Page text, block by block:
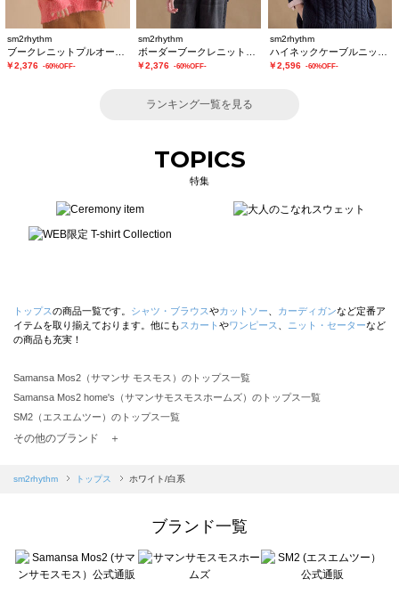
sm2rhythm
￥2,376 -60%OFF-
sm2rhythm
￥2,376 -60%OFF-
sm2rhythm
￥2,596 -60%OFF-
ランキング一覧を見る
TOPICS
特集
トップスの商品一覧です。 シャツ・ブラウスやカットソー カーディガンなど定番ア
イテムを取り揃えております。他にも スカート やワンピース ニット・セーターなど
の商品も充実！
Samansa Mos2（サマンサ モスモス）のトップス一覧
Samansa Mos2 home's（サマンサモスモスホームズ）のトップス一覧
SM2（エスエムツー）のトップス一覧
TSUHARU by Samansa Mos2（ツハルバイサマンサモスモス）のトップス一覧
Samansa Mos2 blue（サマンサモスモス ブルー）のトップス一覧
sō4ū（ソウフォーユー）のトップス一覧
Te chichi（テチチ）のトップス一覧
Te chichi CLASSIC（テチチ クラシック）のトップス一覧
その他のブランド ＋
sm2rhythm トップス ホワイト/白系
ブランド一覧